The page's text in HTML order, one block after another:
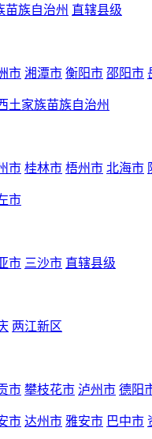
苗族自治州 直辖县级
市 湘潭市 衡阳市 邵阳市
土家族苗族自治州
市 桂林市 梧州市 北海市
市
市 三沙市 直辖县级
两江新区
市 攀枝花市 泸州市 德阳
市 达州市 雅安市 巴中市